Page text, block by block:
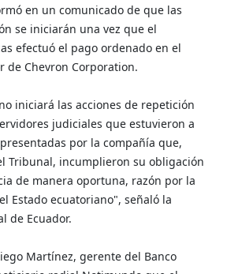
en un comunicado de que las
se iniciarán una vez que el
efectuó el pago ordenado en el
de Chevron Corporation.
iniciará las acciones de repetición
judiciales que estuvieron a
por la compañía que,
Tribunal, incumplieron su obligación
de manera oportuna, razón por la
Estado ecuatoriano", señaló la
de Ecuador.
Martínez, gerente del Banco